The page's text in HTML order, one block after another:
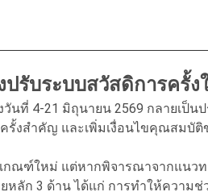
ปรับระบบสวัสดิการครั้
นที่ 4-21 มิถุนายน 2569 กลายเป็น
งสำคัญ และเพิ่มเงื่อนไขคุณสมบัติ
กณฑ์ใหม่ แต่หากพิจารณาจากแนวท
ลัก 3 ด้าน ได้แก่ การทำให้ความช่